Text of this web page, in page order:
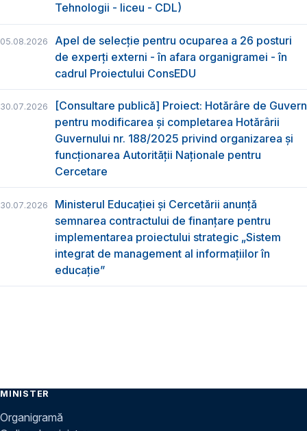
Tehnologii - liceu - CDL)
05.08.2026
Apel de selecție pentru ocuparea a 26 posturi
de experți externi - în afara organigramei - în
cadrul Proiectului ConsEDU
30.07.2026
[Consultare publică] Proiect: Hotărâre de Guvern
pentru modificarea și completarea Hotărârii
Guvernului nr. 188/2025 privind organizarea şi
funcţionarea Autorităţii Naţionale pentru
Cercetare
30.07.2026
Ministerul Educației și Cercetării anunță
semnarea contractului de finanțare pentru
implementarea proiectului strategic „Sistem
integrat de management al informațiilor în
educație”
MINISTER
Organigramă